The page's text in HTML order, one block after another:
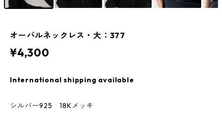
オーバルネックレス・大：377
¥4,300
International shipping available
シルバー925 18Kメッキ